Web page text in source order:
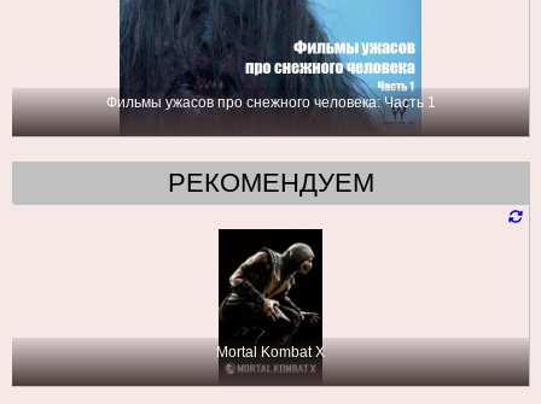
Фильмы ужасов про снежного человека: Часть 1
РЕКОМЕНДУЕМ
Mortal Kombat X